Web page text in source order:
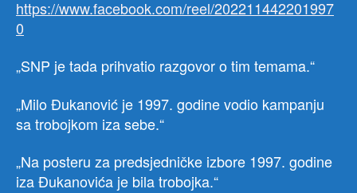
https://www.facebook.com/reel/202211442201997
0
„SNP je tada prihvatio razgovor o tim temama.“
„Milo Đukanović je 1997. godine vodio kampanju
sa trobojkom iza sebe.“
„Na posteru za predsjedničke izbore 1997. godine
iza Đukanovića je bila trobojka.“